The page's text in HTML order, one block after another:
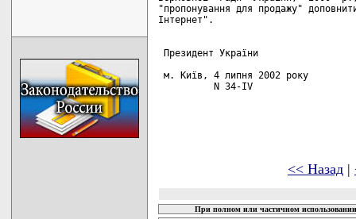
"пропонування для продажу"
Інтернет".
Президент України
м. Київ, 4 липня 2002 року
          N 34-IV
<< Назад |
При полном или частичном